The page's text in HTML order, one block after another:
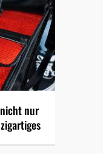
nur